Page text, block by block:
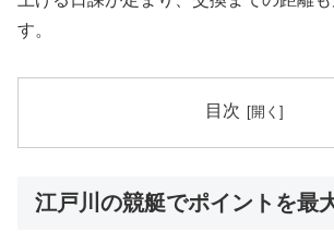
す。
目次
江戸川の競艇でポイントを最